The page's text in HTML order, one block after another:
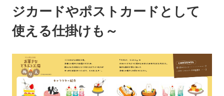
ジカードやポストカードとして
使える仕掛けも～